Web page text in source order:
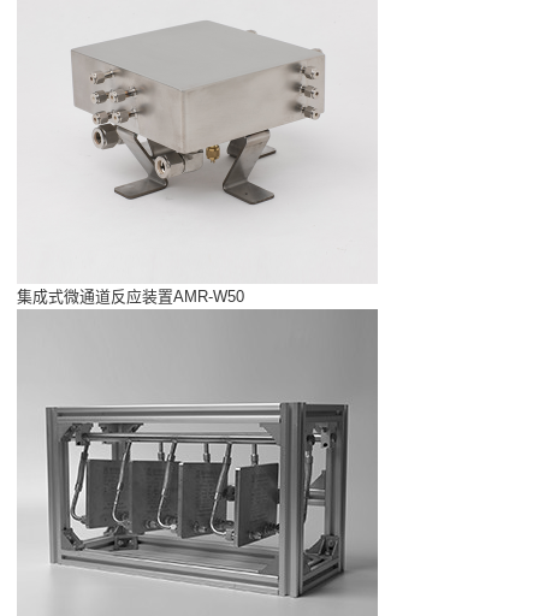
集成式微通道反应装置AMR-W50